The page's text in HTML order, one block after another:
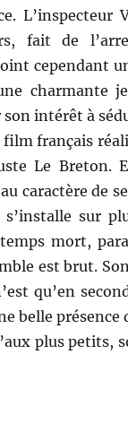
L’inspecteur
fait de
cependant
charmante
intérêt à
français
Le Breton.
caractère de
sur
mort,
est brut.
qu’en
belle présence
plus petits,